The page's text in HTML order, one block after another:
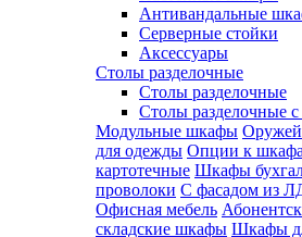
Антивандальные
Серверные стойки
Аксессуары
Столы разделочные
Столы разделочные
Столы разделочные
Модульные шкафы
для одежды Опции к
картотечные Шкафы
проволоки С фасадом из
Офисная мебель
складские шкафы Шкафы